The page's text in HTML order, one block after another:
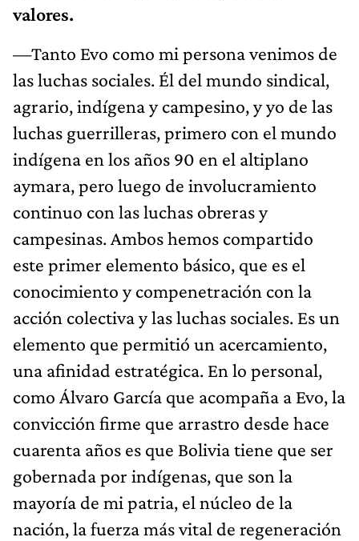
valores.
—Tanto Evo como mi persona venimos de
las luchas sociales. Él del mundo sindical,
agrario, indígena y campesino, y yo de las
luchas guerrilleras, primero con el mundo
indígena en los años 90 en el altiplano
aymara, pero luego de involucramiento
continuo con las luchas obreras y
campesinas. Ambos hemos compartido
este primer elemento básico, que es el
conocimiento y compenetración con la
acción colectiva y las luchas sociales. Es un
elemento que permitió un acercamiento,
una afinidad estratégica. En lo personal,
como Álvaro García que acompaña a Evo, la
convicción firme que arrastro desde hace
cuarenta años es que Bolivia tiene que ser
gobernada por indígenas, que son la
mayoría de mi patria, el núcleo de la
nación, la fuerza más vital de regeneración